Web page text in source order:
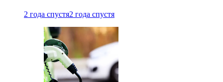
2 года спустя2 года спустя